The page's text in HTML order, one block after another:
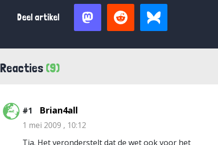
Deel artikel
Reacties (9)
#1 Brian4all
1 mei 2009 , 10:12
Tja. Het veronderstelt dat de wet ook voor het